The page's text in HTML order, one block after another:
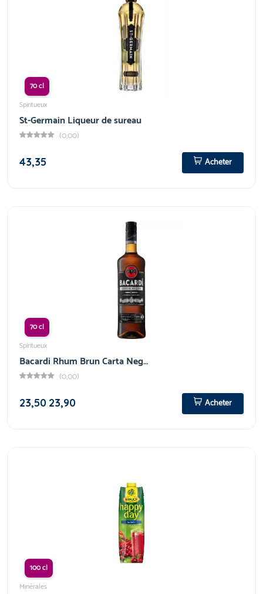
70 cl
Spiritueux
St-Germain Liqueur de sureau
(0,00)
43,35
Acheter
70 cl
Spiritueux
Bacardi Rhum Brun Carta Neg…
(0,00)
23,50 23,90 Acheter
100 cl
Minérales